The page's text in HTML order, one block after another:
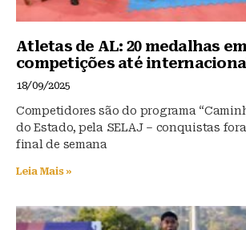
Atletas de AL: 20 medalhas em
competições até
18/09/2025
Competidores são do programa
do Estado, pela SELAJ – conquistas
final de semana
Leia Mais »